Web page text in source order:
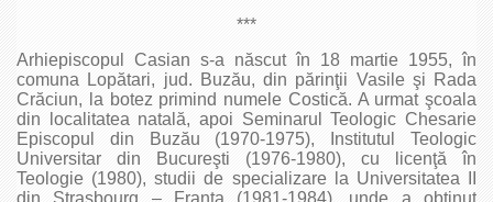
***
Arhiepiscopul Casian s-a născut în 18 martie 1955, în
comuna Lopătari, jud. Buzău, din părinţii Vasile şi Rada
Crăciun, la botez primind numele Costică. A urmat şcoala
din localitatea natală, apoi Seminarul Teologic Chesarie
Episcopul din Buzău (1970-1975), Institutul Teologic
Universitar din Bucureşti (1976-1980), cu licenţă în
Teologie (1980), studii de specializare la Universitatea II
din Strasbourg – Franţa (1981-1984), unde a obţinut